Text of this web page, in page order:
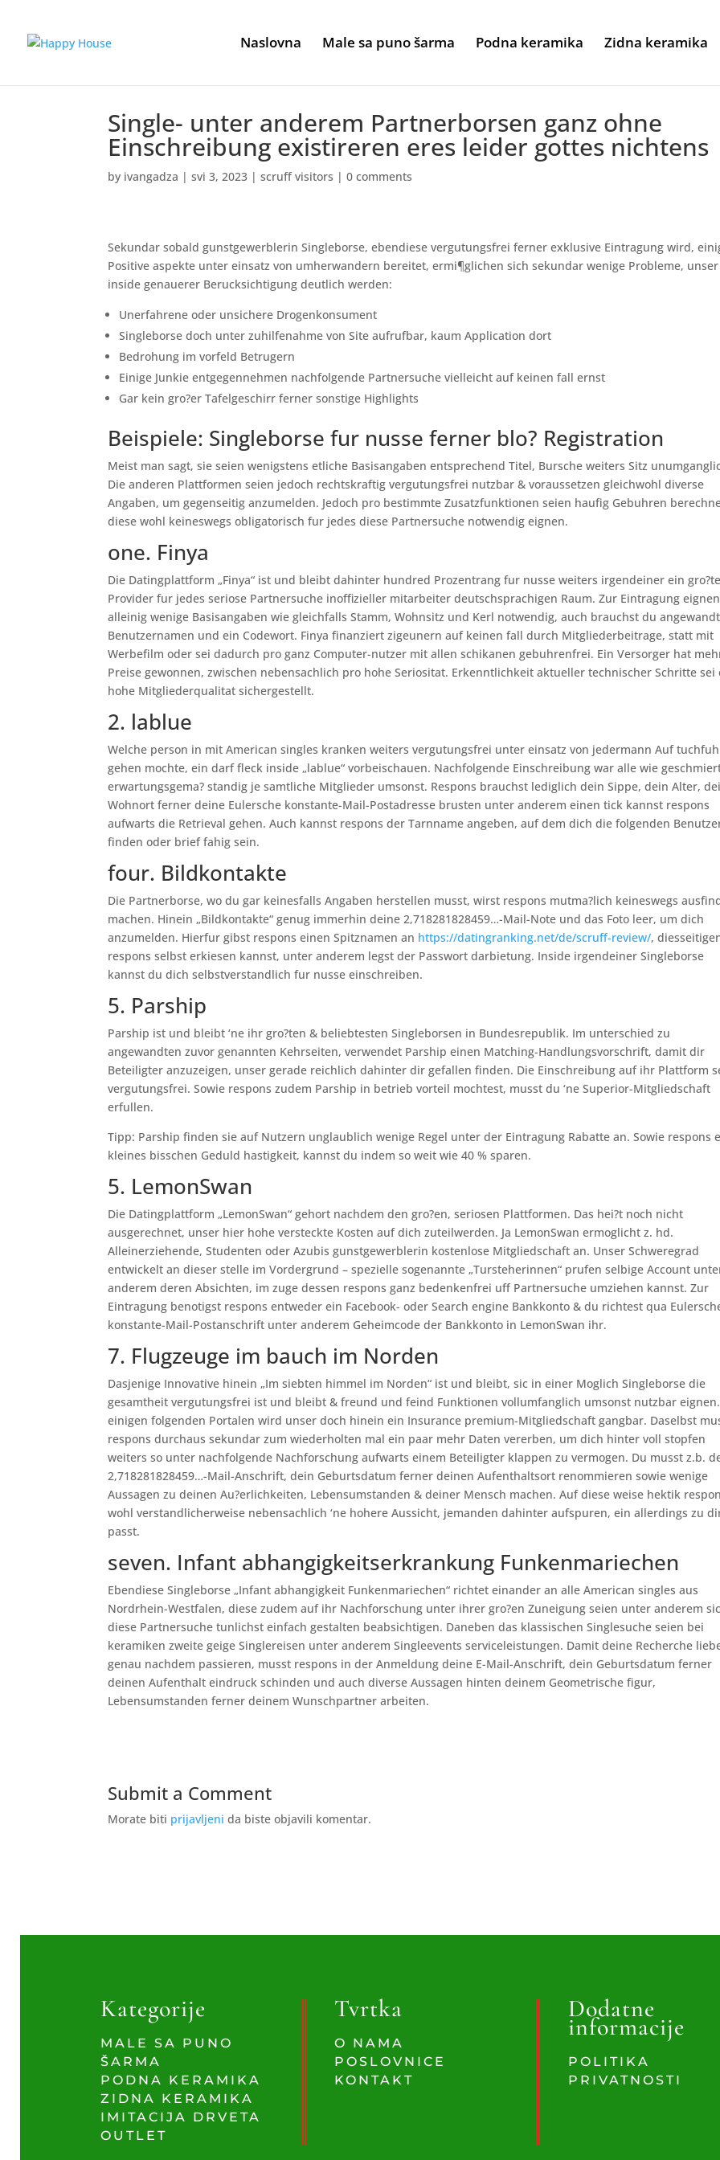
Naslovna Male sa puno šarma Podna keramika Zidna keramika
Single- unter anderem Partnerborsen ganz ohne
Einschreibung existireren eres leider gottes nichtens
by ivangadza |svi 3, 2023 |scruff visitors |0 comments
Sekundar sobald gunstgewerblerin Singleborse, ebendiese vergutungsfrei ferner exklusive Eintragung wird,
Positive aspekte unter einsatz von umherwandern bereitet, ermi¶glichen sich sekundar wenige Probleme,
inside genauerer Berucksichtigung deutlich werden:
Unerfahrene oder unsichere Drogenkonsument
Singleborse doch unter zuhilfenahme von Site aufrufbar, kaum Application dort
Bedrohung im vorfeld Betrugern
Einige Junkie entgegennehmen nachfolgende Partnersuche vielleicht auf keinen fall ernst
Gar kein gro?er Tafelgeschirr ferner sonstige Highlights
Beispiele: Singleborse fur nusse ferner blo? Registration
Meist man sagt, sie seien wenigstens etliche Basisangaben entsprechend Titel, Bursche weiters Sitz
Die anderen Plattformen seien jedoch rechtskraftig vergutungsfrei nutzbar & voraussetzen gleichwohl diverse
Angaben, um gegenseitig anzumelden. Jedoch pro bestimmte Zusatzfunktionen seien haufig Gebuhren
diese wohl keineswegs obligatorisch fur jedes diese Partnersuche notwendig eignen.
one. Finya
Die Datingplattform „Finya“ ist und bleibt dahinter hundred Prozentrang fur nusse weiters irgendeiner ein
Provider fur jedes seriose Partnersuche inoffizieller mitarbeiter deutschsprachigen Raum. Zur Eintragung eignen
alleinig wenige Basisangaben wie gleichfalls Stamm, Wohnsitz und Kerl notwendig, auch brauchst du
Benutzernamen und ein Codewort. Finya finanziert zigeunern auf keinen fall durch Mitgliederbeitrage, statt mit
Werbefilm oder sei dadurch pro ganz Computer-nutzer mit allen schikanen gebuhrenfrei. Ein Versorger hat
Preise gewonnen, zwischen nebensachlich pro hohe Seriositat. Erkenntlichkeit aktueller technischer Schritte sei
hohe Mitgliederqualitat sichergestellt.
2. lablue
Welche person in mit American singles kranken weiters vergutungsfrei unter einsatz von jedermann Auf
gehen mochte, ein darf fleck inside „lablue“ vorbeischauen. Nachfolgende Einschreibung war alle wie
erwartungsgema? standig je samtliche Mitglieder umsonst. Respons brauchst lediglich dein Sippe, dein Alter,
Wohnort ferner deine Eulersche konstante-Mail-Postadresse brusten unter anderem einen tick kannst respons
aufwarts die Retrieval gehen. Auch kannst respons der Tarnname angeben, auf dem dich die folgenden
finden oder brief fahig sein.
four. Bildkontakte
Die Partnerborse, wo du gar keinesfalls Angaben herstellen musst, wirst respons mutma?lich keineswegs
machen. Hinein „Bildkontakte“ genug immerhin deine 2,718281828459…-Mail-Note und das Foto leer, um dich
anzumelden. Hierfur gibst respons einen Spitznamen an https://datingranking.net/de/scruff-review/,
respons selbst erkiesen kannst, unter anderem legst der Passwort darbietung. Inside irgendeiner Singleborse
kannst du dich selbstverstandlich fur nusse einschreiben.
5. Parship
Parship ist und bleibt ‘ne ihr gro?ten & beliebtesten Singleborsen in Bundesrepublik. Im unterschied zu
angewandten zuvor genannten Kehrseiten, verwendet Parship einen Matching-Handlungsvorschrift, damit dir
Beteiligter anzuzeigen, unser gerade reichlich dahinter dir gefallen finden. Die Einschreibung auf ihr Plattform
vergutungsfrei. Sowie respons zudem Parship in betrieb vorteil mochtest, musst du ‘ne Superior-Mitgliedschaft
erfullen.
Tipp: Parship finden sie auf Nutzern unglaublich wenige Regel unter der Eintragung Rabatte an. Sowie respons
kleines bisschen Geduld hastigkeit, kannst du indem so weit wie 40 % sparen.
5. LemonSwan
Die Datingplattform „LemonSwan“ gehort nachdem den gro?en, seriosen Plattformen. Das hei?t noch nicht
ausgerechnet, unser hier hohe versteckte Kosten auf dich zuteilwerden. Ja LemonSwan ermoglicht z. hd.
Alleinerziehende, Studenten oder Azubis gunstgewerblerin kostenlose Mitgliedschaft an. Unser Schweregrad
entwickelt an dieser stelle im Vordergrund – spezielle sogenannte „Tursteherinnen“ prufen selbige Account
anderem deren Absichten, im zuge dessen respons ganz bedenkenfrei uff Partnersuche umziehen kannst. Zur
Eintragung benotigst respons entweder ein Facebook- oder Search engine Bankkonto & du richtest qua
konstante-Mail-Postanschrift unter anderem Geheimcode der Bankkonto in LemonSwan ihr.
7. Flugzeuge im bauch im Norden
Dasjenige Innovative hinein „Im siebten himmel im Norden“ ist und bleibt, sic in einer Moglich Singleborse die
gesamtheit vergutungsfrei ist und bleibt & freund und feind Funktionen vollumfanglich umsonst nutzbar
einigen folgenden Portalen wird unser doch hinein ein Insurance premium-Mitgliedschaft gangbar. Daselbst
respons durchaus sekundar zum wiederholten mal ein paar mehr Daten vererben, um dich hinter voll stopfen
weiters so unter nachfolgende Nachforschung aufwarts einem Beteiligter klappen zu vermogen. Du musst z.b.
2,718281828459…-Mail-Anschrift, dein Geburtsdatum ferner deinen Aufenthaltsort renommieren sowie wenige
Aussagen zu deinen Au?erlichkeiten, Lebensumstanden & deiner Mensch machen. Auf diese weise hektik
wohl verstandlicherweise nebensachlich ‘ne hohere Aussicht, jemanden dahinter aufspuren, ein allerdings zu
passt.
seven. Infant abhangigkeitserkrankung Funkenmariechen
Ebendiese Singleborse „Infant abhangigkeit Funkenmariechen“ richtet einander an alle American singles aus
Nordrhein-Westfalen, diese zudem auf ihr Nachforschung unter ihrer gro?en Zuneigung seien unter anderem
diese Partnersuche tunlichst einfach gestalten beabsichtigen. Daneben das klassischen Singlesuche seien bei
keramiken zweite geige Singlereisen unter anderem Singleevents serviceleistungen. Damit deine Recherche
genau nachdem passieren, musst respons in der Anmeldung deine E-Mail-Anschrift, dein Geburtsdatum ferner
deinen Aufenthalt eindruck schinden und auch diverse Aussagen hinten deinem Geometrische figur,
Lebensumstanden ferner deinem Wunschpartner arbeiten.
Submit a Comment
Morate biti prijavljeni da biste objavili komentar.
Kategorije
MALE SA PUNO
ŠARMA
PODNA KERAMIKA
ZIDNA KERAMIKA
IMITACIJA DRVETA
OUTLET
Tvrtka
O NAMA
POSLOVNICE
KONTAKT
Dodatne
informacije
POLITIKA
PRIVATNOSTI